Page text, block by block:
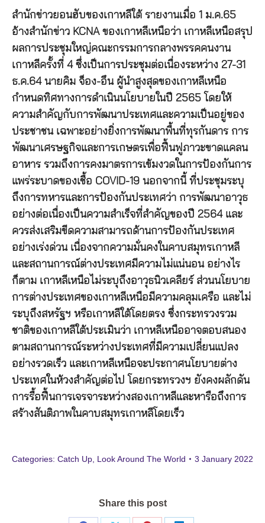
สำนักข่าวยอนฮับของเกาหลีใต้ รายงานเมื่อ 1 ม.ค.65
อ้างสำนักข่าว KCNA ของเกาหลีเหนือว่า เกาหลีเหนือสรุป
ผลการประชุมใหญ่คณะกรรมการกลางพรรคคนงาน
เกาหลีครั้งที่ 4 ซึ่งเป็นการประชุมต่อเนื่องระหว่าง 27-31
ธ.ค.64 นายคิม จ็อง-อึน ผู้นำสูงสุดของเกาหลีเหนือ
กำหนดทิศทางการดำเนินนโยบายในปี 2565 โดยให้
ความสำคัญกับการพัฒนาประเทศและความเป็นอยู่ของ
ประชาชน เฉพาะอย่างยิ่งการพัฒนาพื้นที่ทุรกันดาร การ
พัฒนาเศรษฐกิจและการเกษตรเพื่อฟื้นฟูภาวะขาดแคลน
อาหาร รวมถึงการคงมาตรการเข้มงวดในการป้องกันการ
แพร่ระบาดของเชื้อ COVID-19 นอกจากนี้ ที่ประชุมระบุ
ถึงการทหารและการป้องกันประเทศว่า การพัฒนาอาวุธ
อย่างต่อเนื่องเป็นความสำเร็จที่สำคัญของปี 2564 และ
ควรส่งเสริมขีดความสามารถด้านการป้องกันประเทศ
อย่างเร่งด่วน เนื่องจากความมั่นคงในคาบสมุทรเกาหลี
และสถานการณ์ต่างประเทศมีความไม่แน่นอน อย่างไร
ก็ตาม เกาหลีเหนือไม่ระบุถึงอาวุธนิวเคลียร์ ส่วนนโยบาย
การต่างประเทศของเกาหลีเหนือมีความคลุมเครือ และไม่
ระบุถึงสหรัฐฯ หรือเกาหลีใต้โดยตรง ซึ่งกระทรวงรวม
ชาติของเกาหลีใต้ประเมินว่า เกาหลีเหนืออาจตอบสนอง
ตามสถานการณ์ระหว่างประเทศที่มีความเปลี่ยนแปลง
อย่างรวดเร็ว และเกาหลีเหนือจะประกาศนโยบายต่าง
ประเทศในห้วงสำคัญต่อไป โดยกระทรวงฯ ยังคงผลักดัน
การรื้อฟื้นการเจรจาระหว่างสองเกาหลีและหารือถึงการ
สร้างสันติภาพในคาบสมุทรเกาหลีโดยเร็ว
Categories: Catch Up Look Around The World 3 January 2022
Share this post